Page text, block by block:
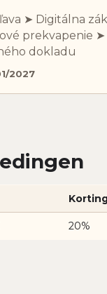
➤ Digitálna
prekvapenie
dokladu
2027
20%